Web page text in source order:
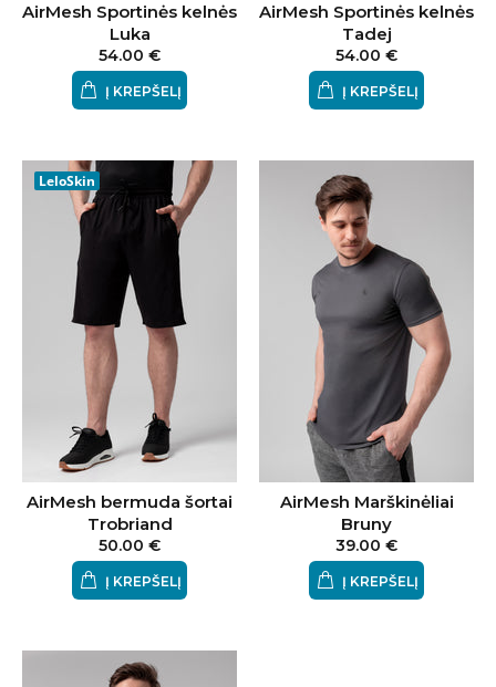
AirMesh Sportinės kelnės
Luka
54.00 €
Į KREPŠELĮ
AirMesh Sportinės kelnės
Tadej
54.00 €
Į KREPŠELĮ
LeloSkin
AirMesh bermuda šortai
Trobriand
50.00 €
Į KREPŠELĮ
AirMesh Marškinėliai
Bruny
39.00 €
Į KREPŠELĮ